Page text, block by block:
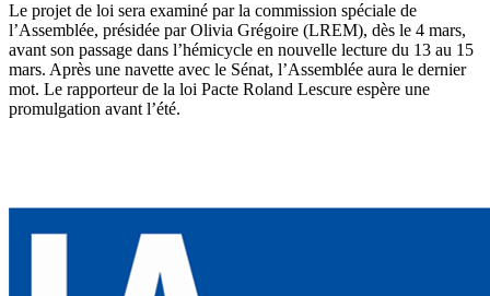
Le projet de loi sera examiné par la commission spéciale de
l’Assemblée, présidée par Olivia Grégoire (LREM), dès le 4 mars,
avant son passage dans l’hémicycle en nouvelle lecture du 13 au 15
mars. Après une navette avec le Sénat, l’Assemblée aura le dernier
mot. Le rapporteur de la loi Pacte Roland Lescure espère une
promulgation avant l’été.